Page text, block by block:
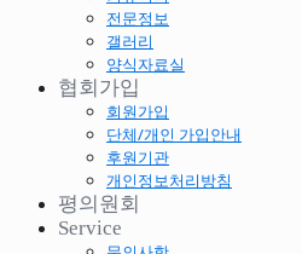
전문정보
갤러리
양식자료실
협회가입
회원가입
단체/개인 가입안내
후원기관
개인정보처리방침
평의원회
Service